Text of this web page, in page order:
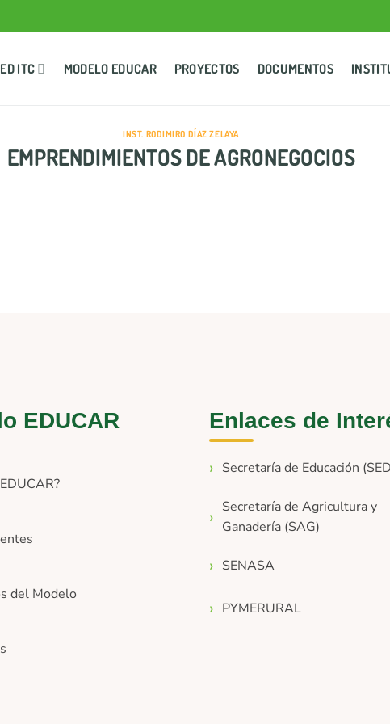
ITC MODELO EDUCAR PROYECTOS DOCUMENTOS
INST. RODIMIRO DÍAZ ZELAYA
EMPRENDIMIENTOS DE AGRONEGOCIOS
EDUCAR
del Modelo
Enlaces de
Secretaría de Educación
Secretaría de Agricultura y
Ganadería (SAG)
SENASA
PYMERURAL